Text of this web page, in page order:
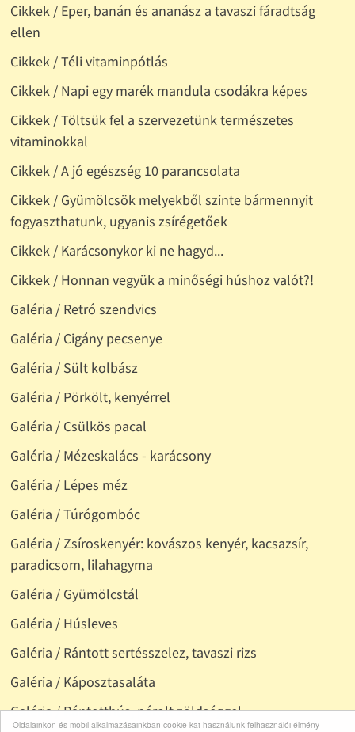
Oldalainkon és mobil alkalmazásainkban cookie-kat használunk felhasználói élmény
Cikkek / Eper, banán és ananász a tavaszi fáradtság
ellen
Cikkek / Téli vitaminpótlás
Cikkek / Napi egy marék mandula csodákra képes
Cikkek / Töltsük fel a szervezetünk természetes
vitaminokkal
Cikkek / A jó egészség 10 parancsolata
Cikkek / Gyümölcsök melyekből szinte bármennyit
fogyaszthatunk, ugyanis zsírégetőek
Cikkek / Karácsonykor ki ne hagyd...
Cikkek / Honnan vegyük a minőségi húshoz valót?!
Galéria / Retró szendvics
Galéria / Cigány pecsenye
Galéria / Sült kolbász
Galéria / Pörkölt, kenyérrel
Galéria / Csülkös pacal
Galéria / Mézeskalács - karácsony
Galéria / Lépes méz
Galéria / Túrógombóc
Galéria / Zsíroskenyér: kovászos kenyér, kacsazsír,
paradicsom, lilahagyma
Galéria / Gyümölcstál
Galéria / Húsleves
Galéria / Rántott sertésszelez, tavaszi rizs
Galéria / Káposztasaláta
Galéria / Rántotthús, párolt zöldséggel